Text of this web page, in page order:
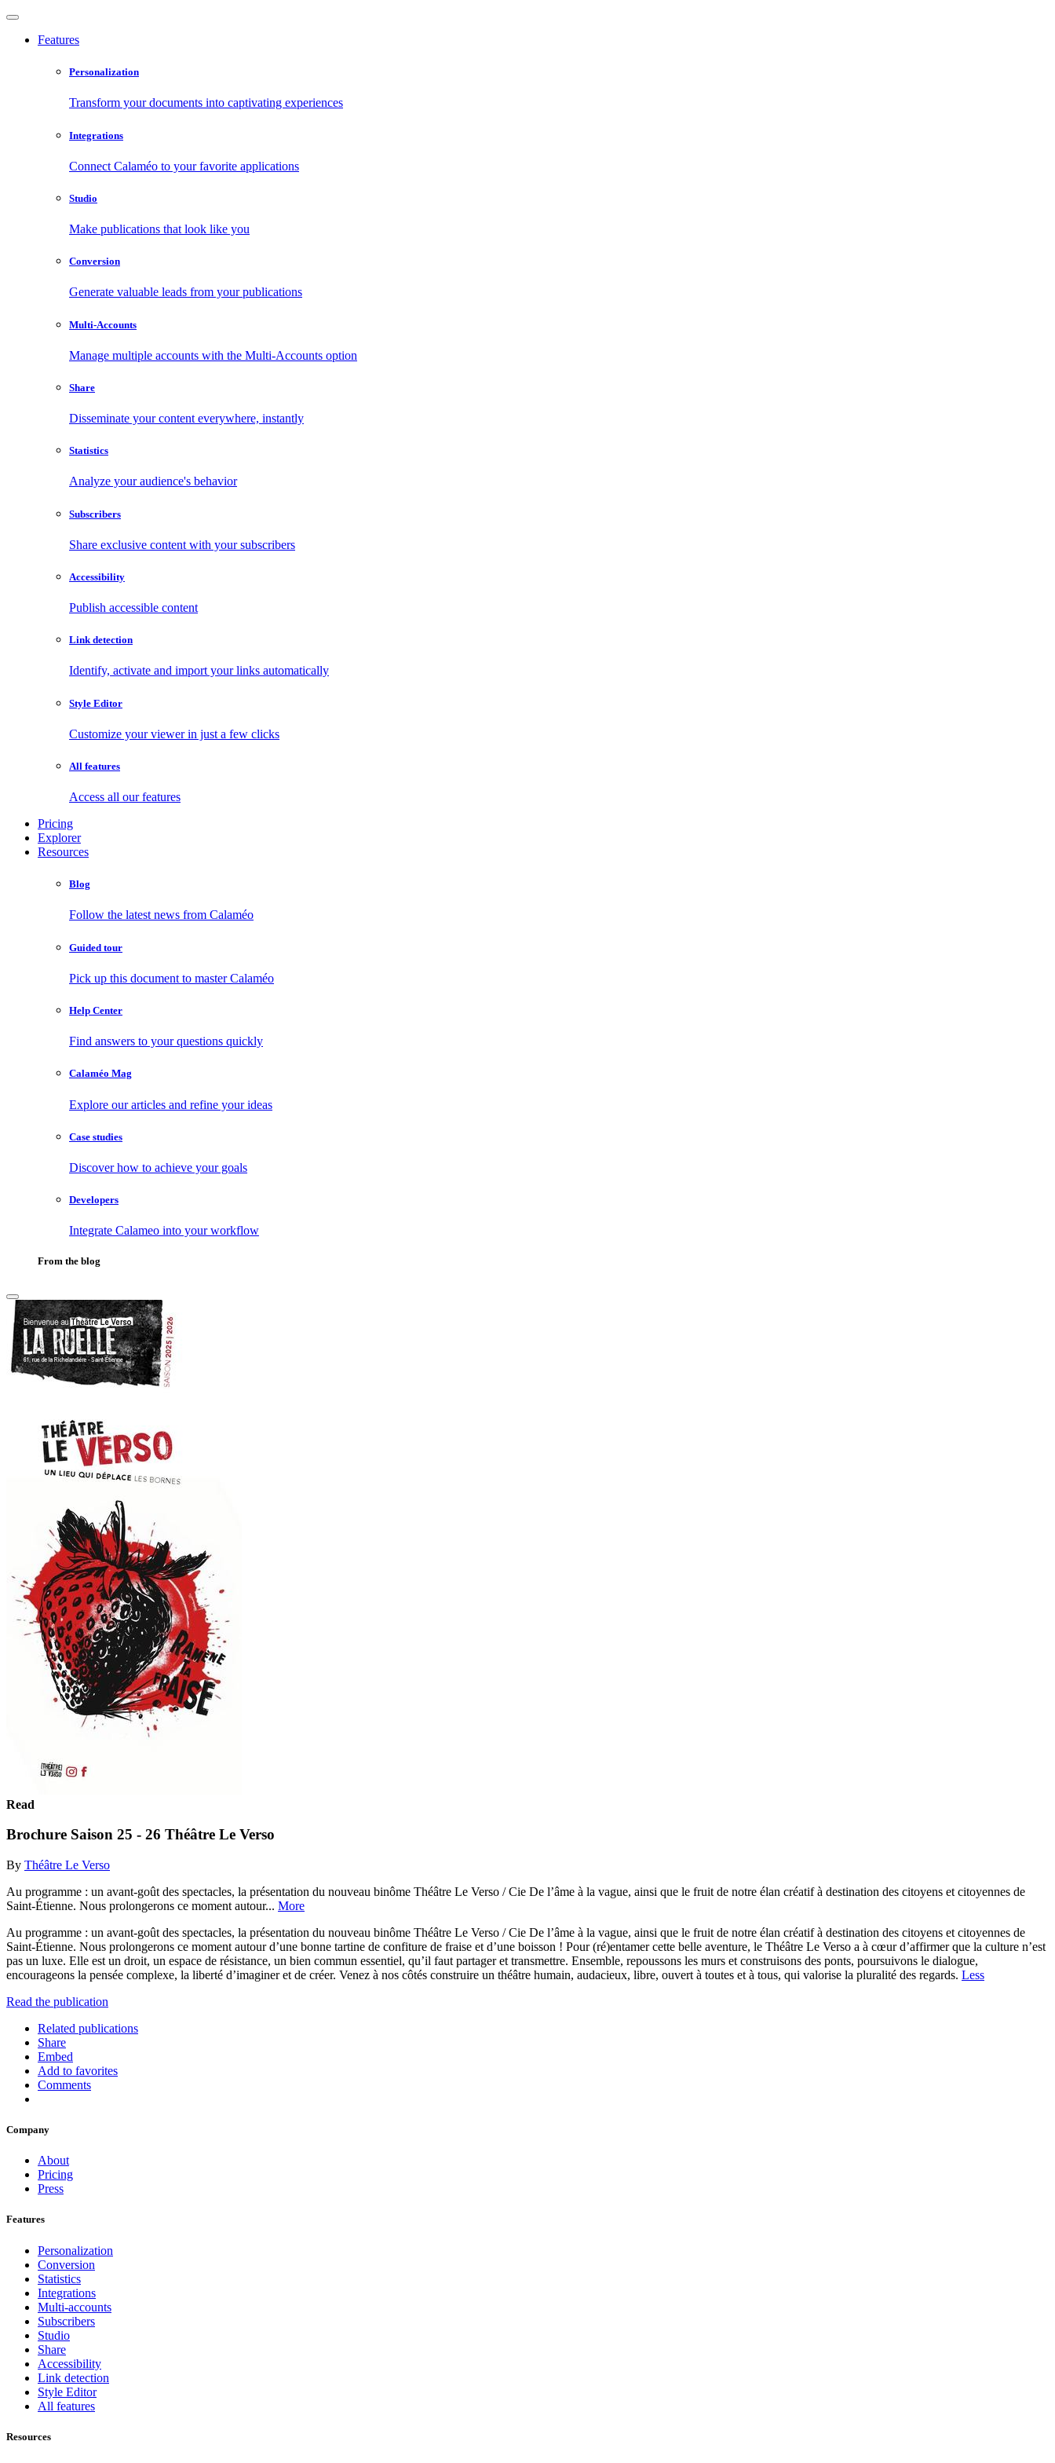
Features
Personalization
Transform your documents into captivating experiences
Integrations
Connect Calaméo to your favorite applications
Studio
Make publications that look like you
Conversion
Generate valuable leads from your publications
Multi-Accounts
Manage multiple accounts with the Multi-Accounts option
Share
Disseminate your content everywhere, instantly
Statistics
Analyze your audience's behavior
Subscribers
Share exclusive content with your subscribers
Accessibility
Publish accessible content
Link detection
Identify, activate and import your links automatically
Style Editor
Customize your viewer in just a few clicks
All features
Access all our features
Pricing
Explorer
Resources
Blog
Follow the latest news from Calaméo
Guided tour
Pick up this document to master Calaméo
Help Center
Find answers to your questions quickly
Calaméo Mag
Explore our articles and refine your ideas
Case studies
Discover how to achieve your goals
Developers
Integrate Calameo into your workflow
From the blog
Read
Brochure Saison 25 - 26 Théâtre Le Verso
By Théâtre Le Verso
Au programme : un avant-goût des spectacles, la présentation du nouveau binôme Théâtre Le Verso / Cie De l’âme à la vague, ainsi que le fruit de notre élan créatif à destination des citoyens et citoyennes de
Saint-Étienne. Nous prolongerons ce moment autour... More
Au programme : un avant-goût des spectacles, la présentation du nouveau binôme Théâtre Le Verso / Cie De l’âme à la vague, ainsi que le fruit de notre élan créatif à destination des citoyens et citoyennes de
Saint-Étienne. Nous prolongerons ce moment autour d’une bonne tartine de confiture de fraise et d’une boisson ! Pour (ré)entamer cette belle aventure, le Théâtre Le Verso a à cœur d’affirmer que la culture n’est
pas un luxe. Elle est un droit, un espace de résistance, un bien commun essentiel, qu’il faut partager et transmettre. Ensemble, repoussons les murs et construisons des ponts, poursuivons le dialogue,
encourageons la pensée complexe, la liberté d’imaginer et de créer. Venez à nos côtés construire un théâtre humain, audacieux, libre, ouvert à toutes et à tous, qui valorise la pluralité des regards. Less
Read the publication
Related publications
Share
Embed
Add to favorites
Comments
Company
About
Pricing
Press
Features
Personalization
Conversion
Statistics
Integrations
Multi-accounts
Subscribers
Studio
Share
Accessibility
Link detection
Style Editor
All features
Resources